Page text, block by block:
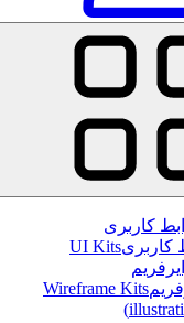
کاربریUI Kits
Wireframe Kits